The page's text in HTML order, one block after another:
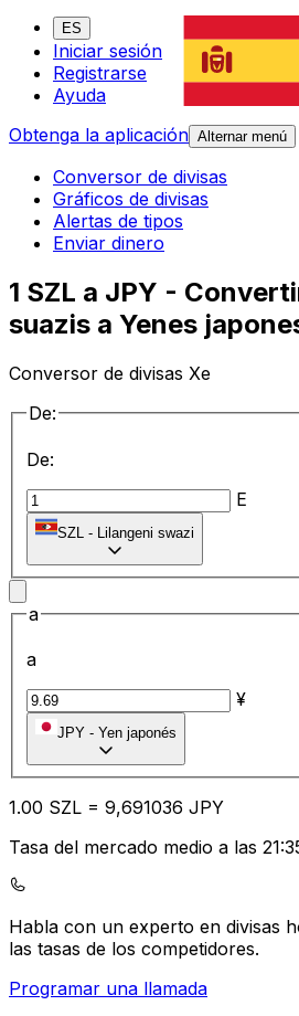
ES
Iniciar sesión
Registrarse
Ayuda
Obtenga la aplicación Alternar menú
Conversor de divisas
Gráficos de divisas
Alertas de tipos
Enviar dinero
1 SZL a JPY -
suazis a Yenes
Conversor de divisas Xe
De:
De:
E
SZL - Lilangeni swazi
a
a
¥
JPY - Yen japonés
1.00 SZL = 9,691036 JPY
Tasa del mercado medio a las
Habla con un experto en divisas
las tasas de los competidores.
Programar una llamada